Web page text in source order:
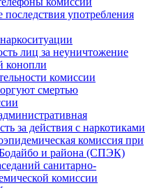
употребления
лиц за неуничтожение
конопли
комиссии
смертью
за действия с наркотиками
комиссия при
и района (СПЭК)
санитарно-
комиссии